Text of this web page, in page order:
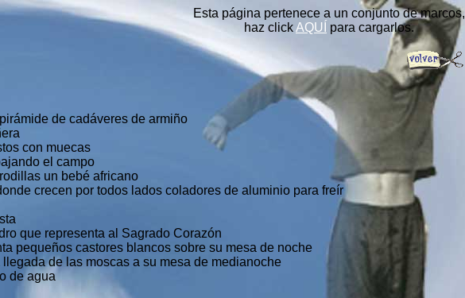
Esta página pertenece a un conjunto de marcos,
haz clickAQUÍ para cargarlos.
de cadáveres de armiño
con muecas
el campo
un bebé africano
crecen por todos lados coladores de aluminio para freír
que representa al Sagrado Corazón
pequeños castores blancos sobre su mesa de noche
de las moscas a su mesa de medianoche
de agua